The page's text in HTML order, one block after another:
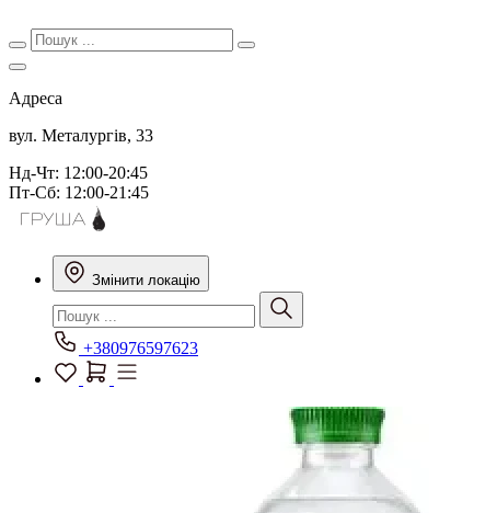
Адреса
вул. Металургів, 33
Нд-Чт: 12:00-20:45
Пт-Сб: 12:00-21:45
Змінити локацію
+380976597623